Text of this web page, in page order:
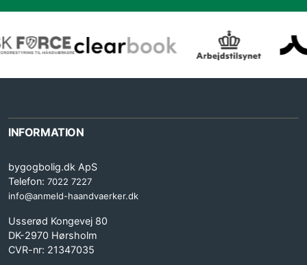
INFORMATION
bygogbolig.dk ApS
Telefon: 7022 7227
info@anmeld-haandvaerker.dk
Usserød Kongevej 80
DK-2970 Hørsholm
CVR-nr: 21347035